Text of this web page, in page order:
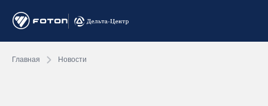
Главная Новости